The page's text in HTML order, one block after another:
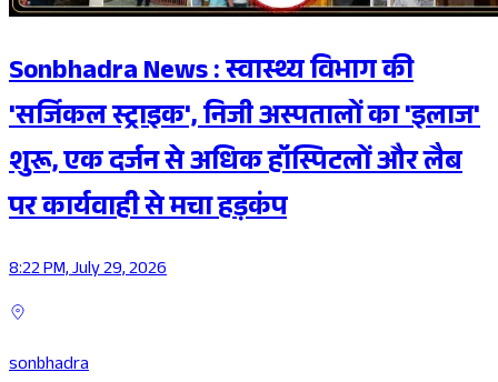
Sonbhadra News : स्वास्थ्य विभाग की
'सर्जिकल स्ट्राइक', निजी अस्पतालों का 'इलाज'
शुरू, एक दर्जन से अधिक हॉस्पिटलों और लैब
पर कार्यवाही से मचा हड़कंप
8:22 PM, July 29, 2026
sonbhadra